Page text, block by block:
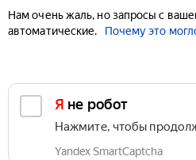
Нам очень жаль, но запросы с
автоматические.
Почему это
Я не робот
Нажмите, чтобы
Yandex SmartCaptcha